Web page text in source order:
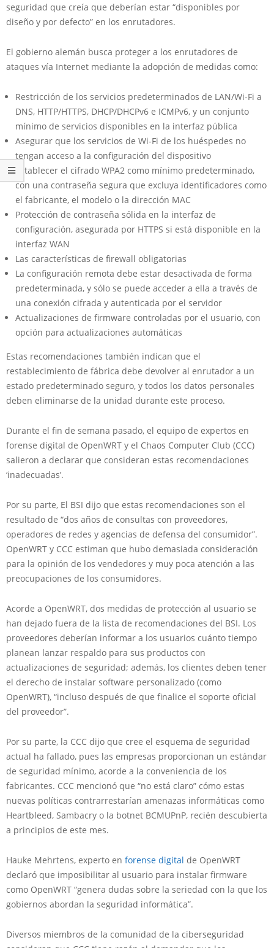
seguridad que creía que deberían estar “disponibles por
diseño y por defecto” en los enrutadores.
El gobierno alemán busca proteger a los enrutadores de
ataques vía Internet mediante la adopción de medidas como:
Restricción de los servicios predeterminados de LAN/Wi-Fi a
DNS, HTTP/HTTPS, DHCP/DHCPv6 e ICMPv6, y un conjunto
mínimo de servicios disponibles en la interfaz pública
Asegurar que los servicios de Wi-Fi de los huéspedes no
tengan acceso a la configuración del dispositivo
Establecer el cifrado WPA2 como mínimo predeterminado,
con una contraseña segura que excluya identificadores como
el fabricante, el modelo o la dirección MAC
Protección de contraseña sólida en la interfaz de
configuración, asegurada por HTTPS si está disponible en la
interfaz WAN
Las características de firewall obligatorias
La configuración remota debe estar desactivada de forma
predeterminada, y sólo se puede acceder a ella a través de
una conexión cifrada y autenticada por el servidor
Actualizaciones de firmware controladas por el usuario, con
opción para actualizaciones automáticas
Estas recomendaciones también indican que el
restablecimiento de fábrica debe devolver al enrutador a un
estado predeterminado seguro, y todos los datos personales
deben eliminarse de la unidad durante este proceso.
Durante el fin de semana pasado, el equipo de expertos en
forense digital de OpenWRT y el Chaos Computer Club (CCC)
salieron a declarar que consideran estas recomendaciones
‘inadecuadas’.
Por su parte, El BSI dijo que estas recomendaciones son el
resultado de “dos años de consultas con proveedores,
operadores de redes y agencias de defensa del consumidor”.
OpenWRT y CCC estiman que hubo demasiada consideración
para la opinión de los vendedores y muy poca atención a las
preocupaciones de los consumidores.
Acorde a OpenWRT, dos medidas de protección al usuario se
han dejado fuera de la lista de recomendaciones del BSI. Los
proveedores deberían informar a los usuarios cuánto tiempo
planean lanzar respaldo para sus productos con
actualizaciones de seguridad; además, los clientes deben tener
el derecho de instalar software personalizado (como
OpenWRT), “incluso después de que finalice el soporte oficial
del proveedor”.
Por su parte, la CCC dijo que cree el esquema de seguridad
actual ha fallado, pues las empresas proporcionan un estándar
de seguridad mínimo, acorde a la conveniencia de los
fabricantes. CCC mencionó que “no está claro” cómo estas
nuevas políticas contrarrestarían amenazas informáticas como
Heartbleed, Sambacry o la botnet BCMUPnP, recién descubierta
a principios de este mes.
Hauke Mehrtens, experto en forense digital de OpenWRT
declaró que imposibilitar al usuario para instalar firmware
como OpenWRT “genera dudas sobre la seriedad con la que los
gobiernos abordan la seguridad informática”.
Diversos miembros de la comunidad de la ciberseguridad